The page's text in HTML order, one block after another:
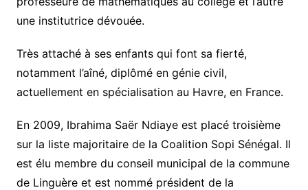
une institutrice dévouée.
Très attaché à ses enfants qui font sa fierté,
notamment l’aîné, diplômé en génie civil,
actuellement en spécialisation au Havre, en France.
En 2009, Ibrahima Saër Ndiaye est placé troisième
sur la liste majoritaire de la Coalition Sopi Sénégal. Il
est élu membre du conseil municipal de la commune
de Linguère et est nommé président de la